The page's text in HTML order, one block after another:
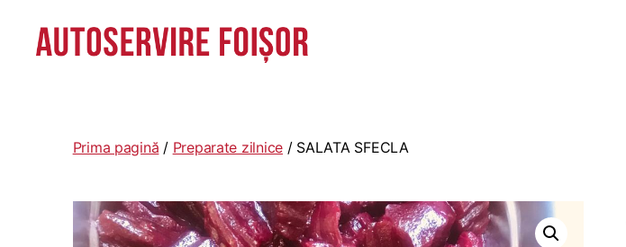
LascărPrima pagină / Preparate zilnice / SALATA SFECLA